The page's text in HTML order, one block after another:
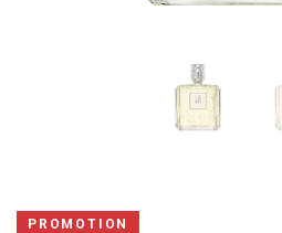
PROMOTION